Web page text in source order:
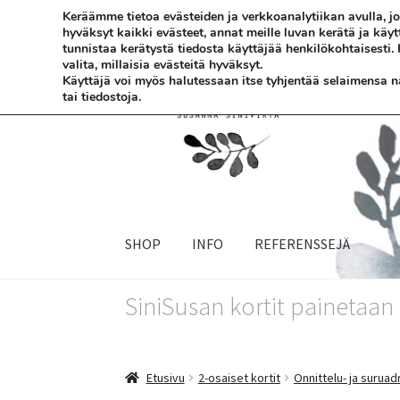
Siirry
navigointiin
Siirry
sisältöön
SHOP INFO REFERENSSEJÄ
SiniSusan kortit painetaan
Etusivu 2-osaiset kortit Onnittelu- ja
Keräämme tietoa evästeiden ja verkkoanalytiikan avulla,
hyväksyt kaikki evästeet, annat meille luvan kerätä ja
tunnistaa kerätystä tiedosta käyttäjää
valita, millaisia evästeitä hyväksyt.
Käyttäjä voi myös halutessaan itse tyhjentää
tai tiedostoja.